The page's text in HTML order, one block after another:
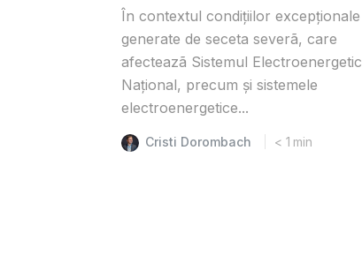
În contextul condițiilor excepționale
generate de seceta severã, care
afecteazã Sistemul Electroenergetic
Național, precum și sistemele
electroenergetice...
Cristi Dorombach < 1 min